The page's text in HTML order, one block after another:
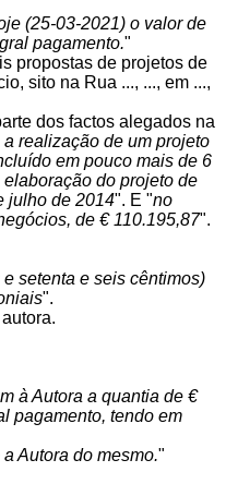
(25-03-2021) o valor de
pagamento."
propostas de projetos de
sito na Rua ..., ..., em ...,
dos factos alegados na
realização de um projeto
em pouco mais de 6
do projeto de
julho de 2014". E "no
de € 110.195,87".
setenta e seis cêntimos)
".
à Autora a quantia de €
pagamento, tendo em
Autora do mesmo."